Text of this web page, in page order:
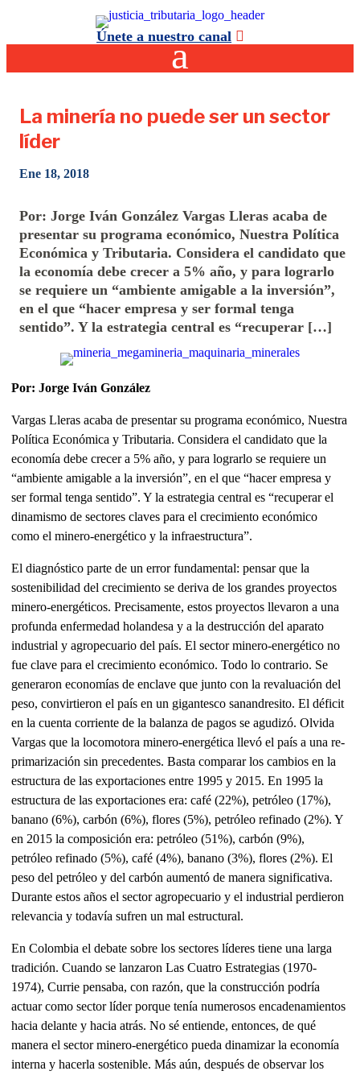
Únete a nuestro canal
La minería no puede ser un sector
líder
Ene 18, 2018
Por: Jorge Iván González Vargas Lleras acaba de
presentar su programa económico, Nuestra Política
Económica y Tributaria. Considera el candidato que
la economía debe crecer a 5% año, y para lograrlo
se requiere un “ambiente amigable a la inversión”,
en el que “hacer empresa y ser formal tenga
sentido”. Y la estrategia central es “recuperar […]
Por: Jorge Iván González
Vargas Lleras acaba de presentar su programa económico, Nuestra
Política Económica y Tributaria. Considera el candidato que la
economía debe crecer a 5% año, y para lograrlo se requiere un
“ambiente amigable a la inversión”, en el que “hacer empresa y
ser formal tenga sentido”. Y la estrategia central es “recuperar el
dinamismo de sectores claves para el crecimiento económico
como el minero-energético y la infraestructura”.
El diagnóstico parte de un error fundamental: pensar que la
sostenibilidad del crecimiento se deriva de los grandes proyectos
minero-energéticos. Precisamente, estos proyectos llevaron a una
profunda enfermedad holandesa y a la destrucción del aparato
industrial y agropecuario del país. El sector minero-energético no
fue clave para el crecimiento económico. Todo lo contrario. Se
generaron economías de enclave que junto con la revaluación del
peso, convirtieron el país en un gigantesco sanandresito. El déficit
en la cuenta corriente de la balanza de pagos se agudizó. Olvida
Vargas que la locomotora minero-energética llevó el país a una re-
primarización sin precedentes. Basta comparar los cambios en la
estructura de las exportaciones entre 1995 y 2015. En 1995 la
estructura de las exportaciones era: café (22%), petróleo (17%),
banano (6%), carbón (6%), flores (5%), petróleo refinado (2%). Y
en 2015 la composición era: petróleo (51%), carbón (9%),
petróleo refinado (5%), café (4%), banano (3%), flores (2%). El
peso del petróleo y del carbón aumentó de manera significativa.
Durante estos años el sector agropecuario y el industrial perdieron
relevancia y todavía sufren un mal estructural.
En Colombia el debate sobre los sectores líderes tiene una larga
tradición. Cuando se lanzaron Las Cuatro Estrategias (1970-
1974), Currie pensaba, con razón, que la construcción podría
actuar como sector líder porque tenía numerosos encadenamientos
hacia delante y hacia atrás. No sé entiende, entonces, de qué
manera el sector minero-energético pueda dinamizar la economía
interna y hacerla sostenible. Más aún, después de observar los